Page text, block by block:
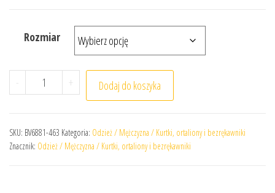
Rozmiar
- ilość Ortalion Nike Park 20 BV6881-463
+ Dodaj do koszyka
SKU: BV6881-463 Kategoria: Odzież / Mężczyzna / Kurtki, ortaliony i bezrękawniki
Znacznik: Odzież / Mężczyzna / Kurtki, ortaliony i bezrękawniki